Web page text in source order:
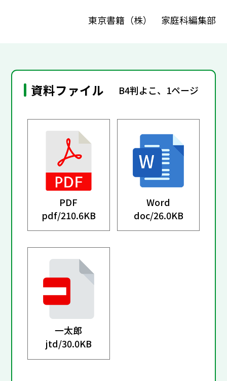
東京書籍（株） 家庭科編集部
資料ファイル B4判よこ、1ページ
PDF
pdf/210.6KB
Word
doc/26.0KB
一太郎
jtd/30.0KB